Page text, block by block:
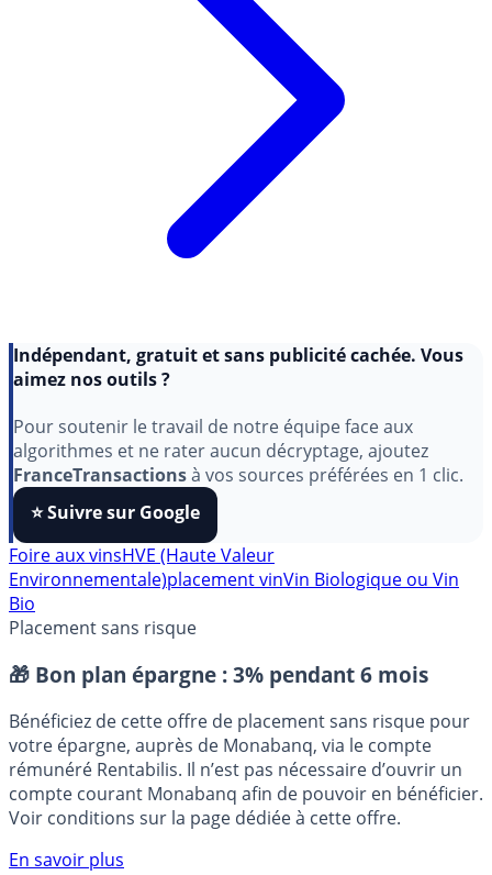
aimez nos outils ?
Pour soutenir le travail de notre équipe face aux
algorithmes et ne rater aucun décryptage, ajoutez
FranceTransactionsà vos sources préférées en 1 clic.
⭐️ Suivre sur Google
Foire aux vins
Environnementale)placement vin
Placement sans risque
🎁 Bon plan épargne : 3% pendant 6 mois
Bénéficiez de cette offre de placement sans risque pour
votre épargne, auprès de Monabanq, via le compte
rémunéré Rentabilis. Il n’est pas nécessaire d’ouvrir un
compte courant Monabanq afin de pouvoir en bénéficier.
Voir conditions sur la page dédiée à cette offre.